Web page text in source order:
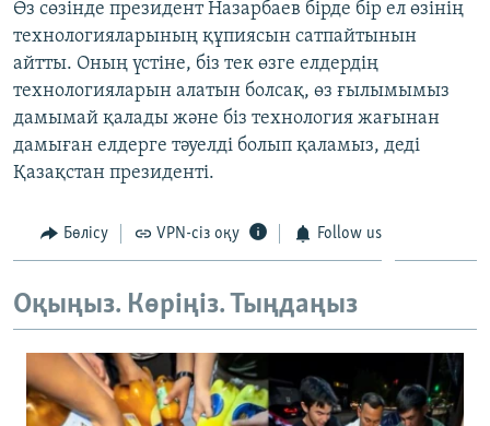
Өз сөзінде президент Назарбаев бірде бір ел өзінің
технологияларының құпиясын сатпайтынын
айтты. Оның үстіне, біз тек өзге елдердің
технологияларын алатын болсақ, өз ғылымымыз
дамымай қалады және біз технология жағынан
дамыған елдерге тәуелді болып қаламыз, деді
Қазақстан президенті.
Бөлісу VPN-сіз оқу Follow us
Оқыңыз. Көріңіз. Тыңдаңыз